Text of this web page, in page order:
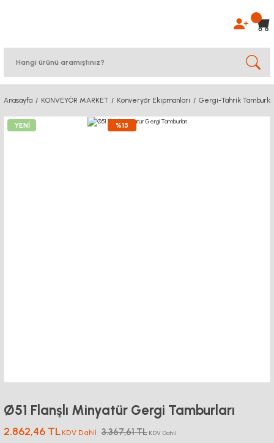
Anasayfa KONVEYÖR MARKET Konveryör Ekipmanları Gergi-Tahrik
YENİ %15
Ø51 Flanşlı Minyatür Gergi Tamburları
2.862,46 TL KDV Dahil 3.367,61 TL KDV Dahil